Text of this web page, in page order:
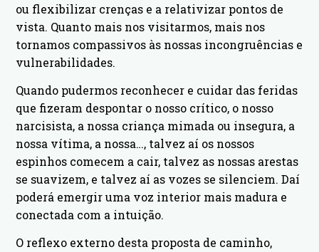
ou flexibilizar crenças e a relativizar pontos de
vista. Quanto mais nos visitarmos, mais nos
tornamos compassivos às nossas incongruências e
vulnerabilidades.
Quando pudermos reconhecer e cuidar das feridas
que fizeram despontar o nosso crítico, o nosso
narcisista, a nossa criança mimada ou insegura, a
nossa vítima, a nossa…, talvez aí os nossos
espinhos comecem a cair, talvez as nossas arestas
se suavizem, e talvez aí as vozes se silenciem. Daí
poderá emergir uma voz interior mais madura e
conectada com a intuição.
O reflexo externo desta proposta de caminho,